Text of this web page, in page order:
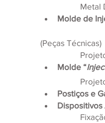
Metal
Molde de
(Peças Técnicas)
Molde “
Postiços e
Dispositivos